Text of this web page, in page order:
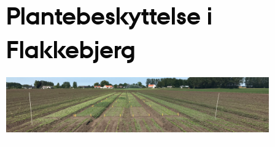
Plantebeskyttelse i
Flakkebjerg